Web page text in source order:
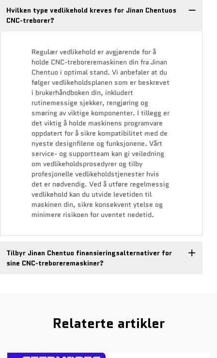
Hvilken type vedlikehold kreves for Jinan Chentuos
CNC-treborer?
Regulær vedlikehold er avgjørende for å
holde CNC-treboreremaskinen din fra Jinan
Chentuo i optimal stand. Vi anbefaler at du
følger vedlikeholdsplanen som er beskrevet
i brukerhåndboken din, inkludert
rutinemessige sjekker, rengjøring og
smøring av viktige komponenter. I tillegg er
det viktig å holde maskinens programvare
oppdatert for å sikre kompatibilitet med de
nyeste designfilene og funksjonene. Vårt
service- og supportteam kan gi veiledning
om vedlikeholdsprosedyrer og tilby
profesjonelle vedlikeholdstjenester hvis
det er nødvendig. Ved å utføre regelmessig
vedlikehold kan du utvide levetiden til
maskinen din, sikre konsekvent ytelse og
minimere risikoen for uventet nedetid.
Tilbyr Jinan Chentuo finansieringsalternativer for
sine CNC-treboreremaskiner?
Relaterte artikler